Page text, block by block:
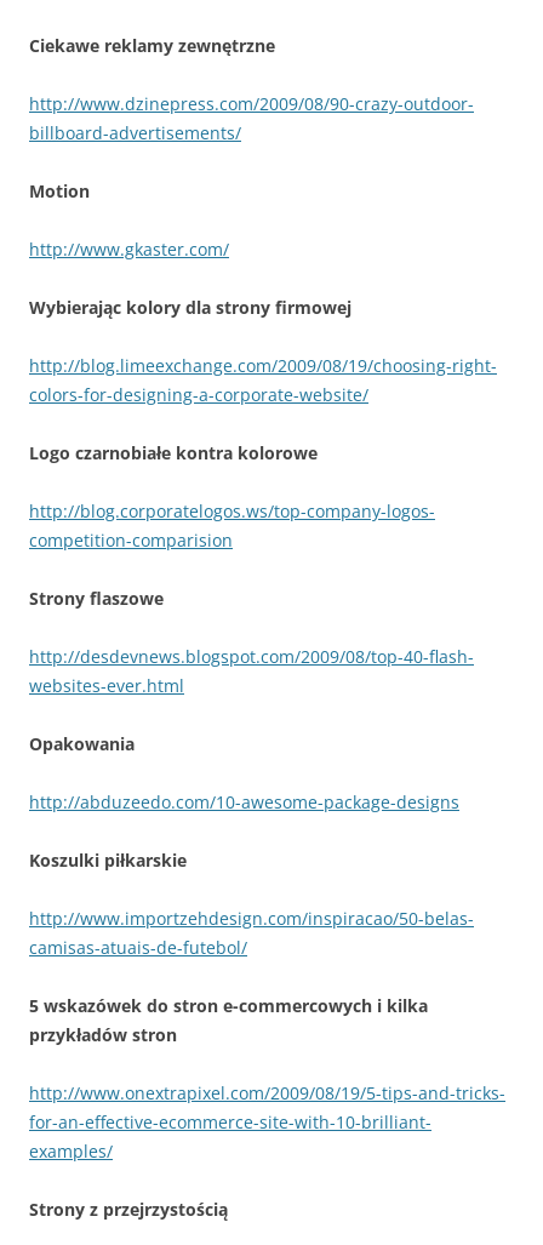
Ciekawe reklamy zewnętrzne
http://www.dzinepress.com/2009/08/90-crazy-outdoor-
billboard-advertisements/
Motion
http://www.gkaster.com/
Wybierając kolory dla strony firmowej
http://blog.limeexchange.com/2009/08/19/choosing-right-
colors-for-designing-a-corporate-website/
Logo czarnobiałe kontra kolorowe
http://blog.corporatelogos.ws/top-company-logos-
competition-comparision
Strony flaszowe
http://desdevnews.blogspot.com/2009/08/top-40-flash-
websites-ever.html
Opakowania
http://abduzeedo.com/10-awesome-package-designs
Koszulki piłkarskie
http://www.importzehdesign.com/inspiracao/50-belas-
camisas-atuais-de-futebol/
5 wskazówek do stron e-commercowych i kilka
przykładów stron
http://www.onextrapixel.com/2009/08/19/5-tips-and-tricks-
for-an-effective-ecommerce-site-with-10-brilliant-
examples/
Strony z przejrzystością